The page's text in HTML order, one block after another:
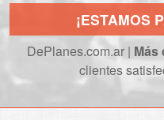
¡ESTAMOS
DePlanes.com.ar | Más
clientes